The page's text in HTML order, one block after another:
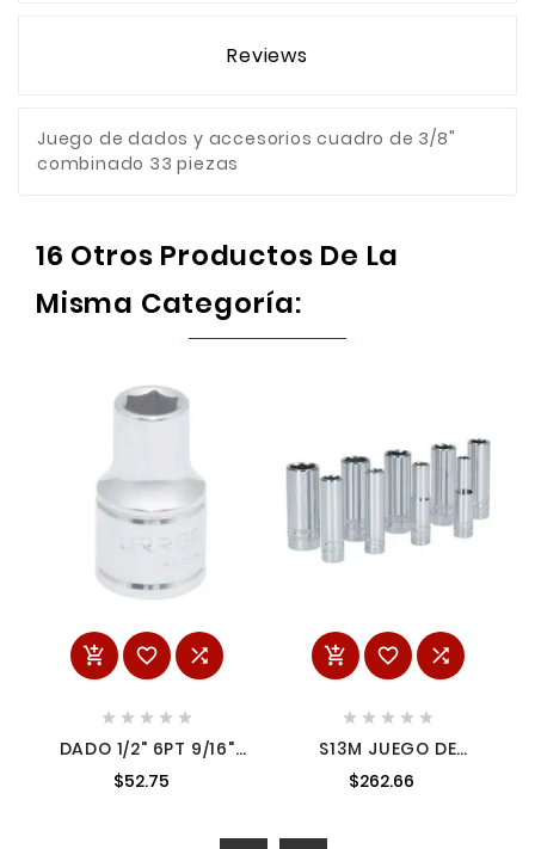
Reviews
Juego de dados y accesorios cuadro de 3/8"
combinado 33 piezas
16 Otros Productos De La
Misma Categoría:
  
    
DADO 1/2" 6PT 9/16"
URREA
$52.75
  
    
S13M JUEGO DE
DADOS LARGOS
MÉTRICOS CUADRO
$262.66